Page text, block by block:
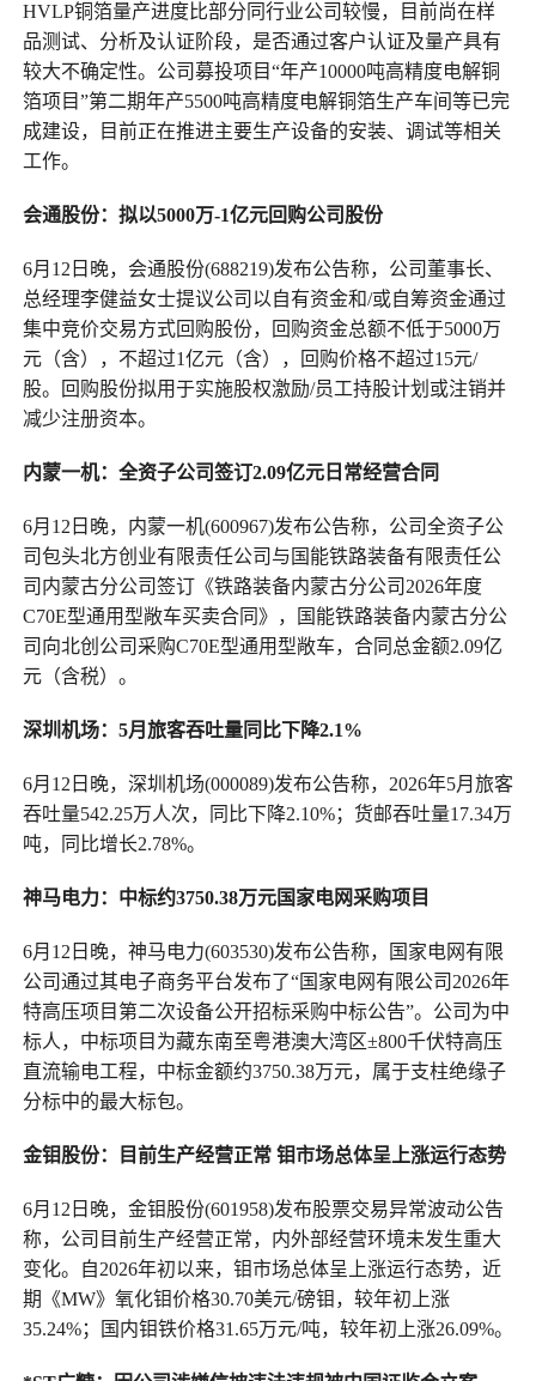
HVLP铜箔量产进度比部分同行业公司较慢，目前尚在样
品测试、分析及认证阶段，是否通过客户认证及量产具有
较大不确定性。公司募投项目“年产10000吨高精度电解铜
箔项目”第二期年产5500吨高精度电解铜箔生产车间等已完
成建设，目前正在推进主要生产设备的安装、调试等相关
工作。
会通股份：拟以5000万-1亿元回购公司股份
6月12日晚，会通股份(688219)发布公告称，公司董事长、
总经理李健益女士提议公司以自有资金和/或自筹资金通过
集中竞价交易方式回购股份，回购资金总额不低于5000万
元（含），不超过1亿元（含），回购价格不超过15元/
股。回购股份拟用于实施股权激励/员工持股计划或注销并
减少注册资本。
内蒙一机：全资子公司签订2.09亿元日常经营合同
6月12日晚，内蒙一机(600967)发布公告称，公司全资子公
司包头北方创业有限责任公司与国能铁路装备有限责任公
司内蒙古分公司签订《铁路装备内蒙古分公司2026年度
C70E型通用型敞车买卖合同》，国能铁路装备内蒙古分公
司向北创公司采购C70E型通用型敞车，合同总金额2.09亿
元（含税）。
深圳机场：5月旅客吞吐量同比下降2.1%
6月12日晚，深圳机场(000089)发布公告称，2026年5月旅客
吞吐量542.25万人次，同比下降2.10%；货邮吞吐量17.34万
吨，同比增长2.78%。
神马电力：中标约3750.38万元国家电网采购项目
6月12日晚，神马电力(603530)发布公告称，国家电网有限
公司通过其电子商务平台发布了“国家电网有限公司2026年
特高压项目第二次设备公开招标采购中标公告”。公司为中
标人，中标项目为藏东南至粤港澳大湾区±800千伏特高压
直流输电工程，中标金额约3750.38万元，属于支柱绝缘子
分标中的最大标包。
金钼股份：目前生产经营正常 钼市场总体呈上涨运行态势
6月12日晚，金钼股份(601958)发布股票交易异常波动公告
称，公司目前生产经营正常，内外部经营环境未发生重大
变化。自2026年初以来，钼市场总体呈上涨运行态势，近
期《MW》氧化钼价格30.70美元/磅钼，较年初上涨
35.24%；国内钼铁价格31.65万元/吨，较年初上涨26.09%。